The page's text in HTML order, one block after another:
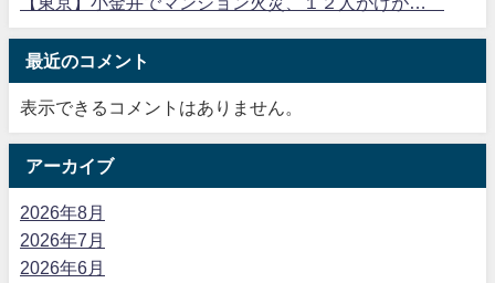
最近のコメント
表示できるコメントはありません。
アーカイブ
2026年8月
2026年7月
2026年6月